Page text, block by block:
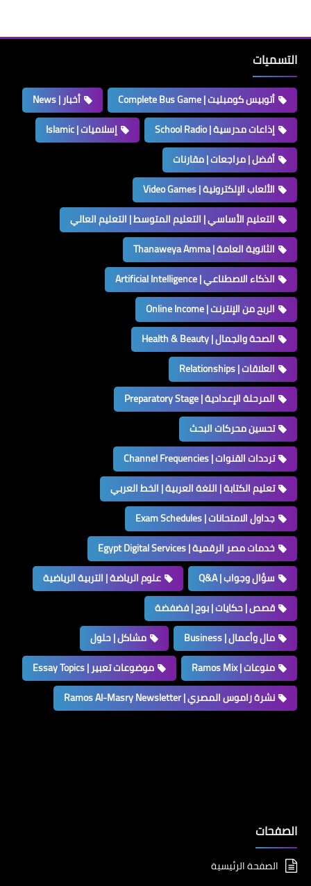
التسميات
أتوبيس كومبليت | Complete Bus Game
أخبار | News
إذاعات مدرسية | School Radio
إسلاميات | Islamic
أفضل | مراجعات | مقارنات
الألعاب الإلكترونية | Video Games
التعليم الأساسي | التعليم المتوسط | التعليم العالي
الثانوية العامة | Thanaweya Amma
الذكاء الاصطناعي | Artificial Intelligence
الربح من الإنترنت | Online Income
الصحة والجمال | Health & Beauty
العلاقات | Relationships
المرحلة الإعدادية | Preparatory Stage
تحسين محركات البحث
ترددات القنوات | Channel Frequencies
تعليم الكتابة | اللغة العربية | الخط العربي
جداول الامتحانات | Exam Schedules
خدمات مصر الرقمية | Egypt Digital Services
سؤال وجواب | Q&A
علوم الرياضة | التربية الرياضية
قصص | حكايات | بوح | فضفضة
مال وأعمال | Business
مشاكل | حلول
منوعات | Ramos Mix
موضوعات تعبير | Essay Topics
نشرة راموس المصري | Ramos Al-Masry Newsletter
الصفحات
الصفحة الرئيسية